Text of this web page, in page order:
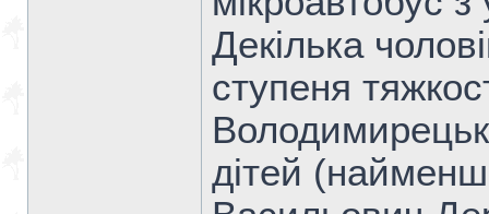
Декілька
ступеня
дітей